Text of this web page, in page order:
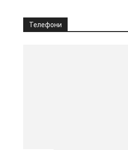
Телефони